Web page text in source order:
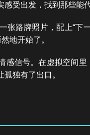
感受出发，找到那些能
张路牌照片，配上“下
地开始了。
感信号。在虚拟空间
独有了出口。